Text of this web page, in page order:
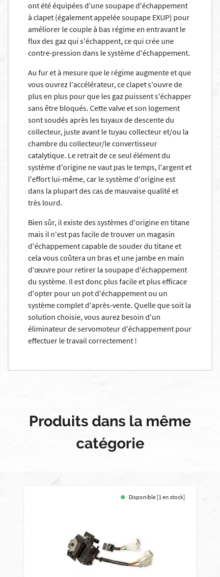
ont été équipées d'une soupape d'échappement
à clapet (également appelée soupape EXUP) pour
améliorer le couple à bas régime en entravant le
flux des gaz qui s'échappent, ce qui crée une
contre-pression dans le système d'échappement.
Au fur et à mesure que le régime augmente et que
vous ouvrez l'accélérateur, ce clapet s'ouvre de
plus en plus pour que les gaz puissent s'échapper
sans être bloqués. Cette valve et son logement
sont soudés après les tuyaux de descente du
collecteur, juste avant le tuyau collecteur et/ou la
chambre du collecteur/le convertisseur
catalytique. Le retrait de ce seul élément du
système d'origine ne vaut pas le temps, l'argent et
l'effort lui-même, car le système d'origine est
dans la plupart des cas de mauvaise qualité et
très lourd.
Bien sûr, il existe des systèmes d'origine en titane
mais il n'est pas facile de trouver un magasin
d'échappement capable de souder du titane et
cela vous coûtera un bras et une jambe en main
d'œuvre pour retirer la soupape d'échappement
du système. Il est donc plus facile et plus efficace
d'opter pour un pot d'échappement ou un
système complet d'après-vente. Quelle que soit la
solution choisie, vous aurez besoin d'un
éliminateur de servomoteur d'échappement pour
effectuer le travail correctement !
Produits dans la même
catégorie
Disponible [1 en stock]